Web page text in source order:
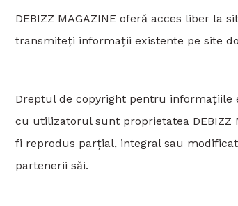
DEBIZZ MAGAZINE oferă acces liber la
transmiteți informații existente pe site
Dreptul de copyright pentru informațiile
cu utilizatorul sunt proprietatea DEBIZZ
fi reprodus parțial, integral sau
partenerii săi.